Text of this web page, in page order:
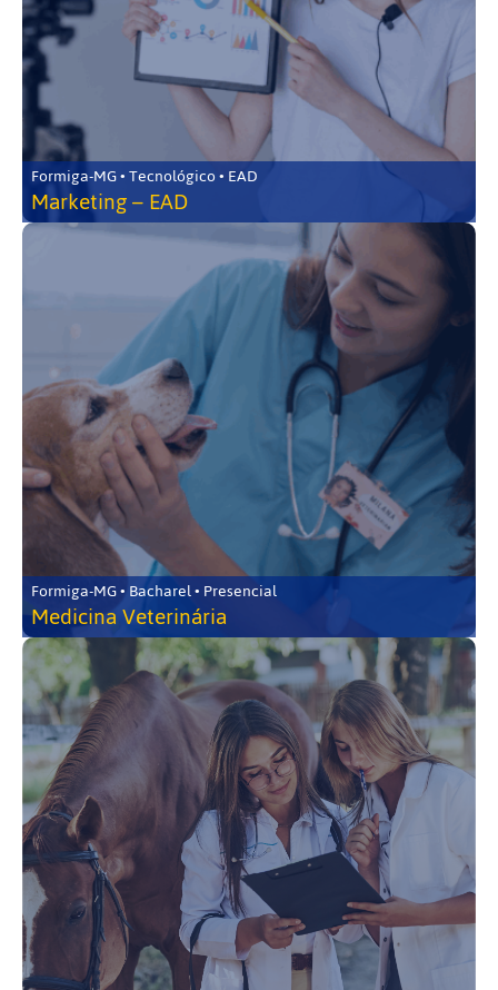
Formiga-MG • Tecnológico • EAD
Marketing – EAD
Formiga-MG • Bacharel • Presencial
Medicina Veterinária